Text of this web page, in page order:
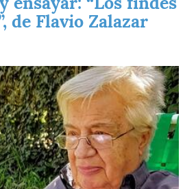
de Flavio Zalazar